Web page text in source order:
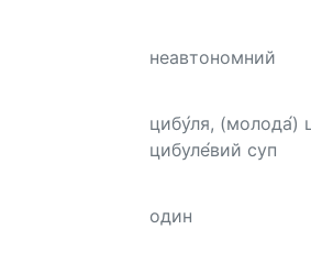
неавтономний
цибу́ля, (молода́)
цибуле́вий суп
один